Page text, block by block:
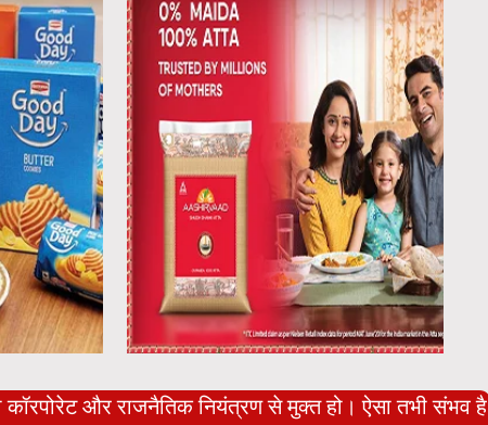
और राजनैतिक नियंत्रण से मुक्त हो। ऐसा तभी संभव है